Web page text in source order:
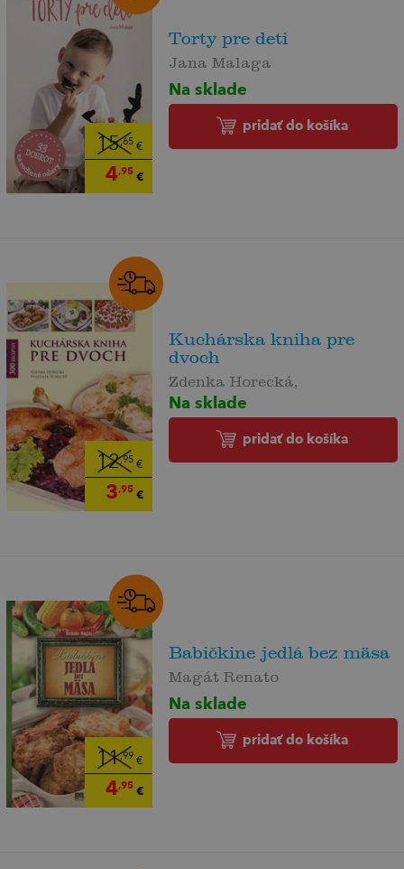
15,65€
4,95€
Torty pre deti
Jana Malaga
Na sklade
pridať do košíka
12,95€
3,95€
Kuchárska kniha pre
dvoch
Zdenka Horecká,
Na sklade
pridať do košíka
11,99 €
4,95€
Babičkine jedlá bez mäsa
Magát Renato
Na sklade
pridať do košíka